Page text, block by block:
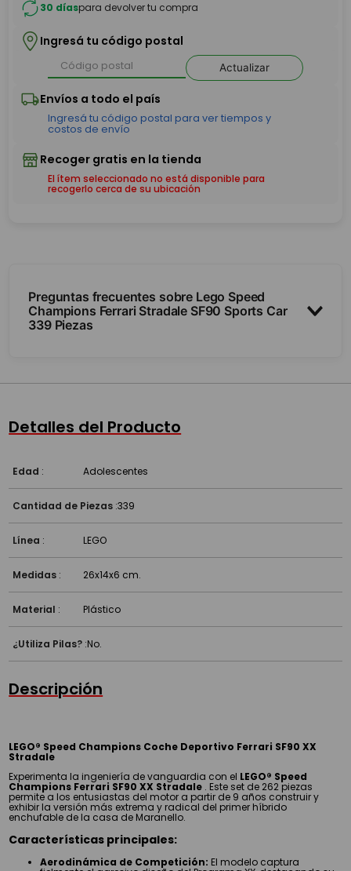
30 díaspara devolver tu compra
Ingresá tu código postal
Actualizar
El ítem seleccionado no está disponible para
recogerlo cerca de su ubicación
Preguntas frecuentes sobre Lego Speed
Champions Ferrari Stradale SF90 Sports Car
339 Piezas
¿Es compatible con otros Lego?
Detalles del Producto
Edad : Adolescentes
Cantidad de Piezas :339
Línea : LEGO
Medidas : 26x14x6 cm.
Material : Plástico
¿Utiliza Pilas? :No.
Descripción
LEGO® Speed Champions Coche Deportivo Ferrari SF90 XX
Stradale
Experimenta la ingeniería de vanguardia con el LEGO® Speed
Champions Ferrari SF90 XX Stradale . Este set de 262 piezas
permite a los entusiastas del motor a partir de 9 años construir y
exhibir la versión más extrema y radical del primer híbrido
enchufable de la casa de Maranello.
Características principales:
Aerodinámica de Competición: El modelo captura